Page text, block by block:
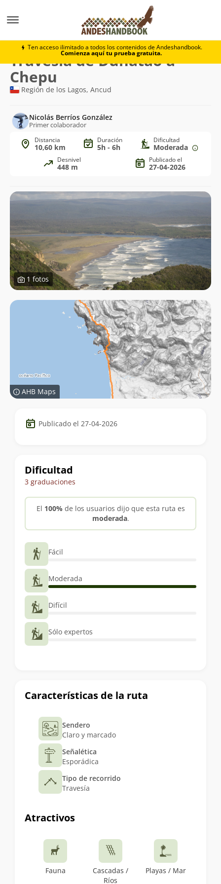
Ten acceso ilimitado a todos los contenidos de Andeshandbook.
Comienza aquí tu prueba gratuita.
Travesía de Duhatao a Chepu
Ruta
de
trekking
Travesía de Duhatao a
Chepu
Región de los Lagos, Ancud
Nicolás Berríos González
Primer colaborador
Distancia
10,60 km
Duración
5h - 6h
Dificultad
Moderada
Desnivel
448 m
Publicado el
27-04-2026
1 fotos
AHB Maps
Datos
del Publicado el 27-04-2026
Características de la ruta
Sendero
Claro y marcado
Señalética
Esporádica
Tipo de recorrido
Travesía
Atractivos
Fauna
Cascadas /
Ríos
Playas / Mar
Dificultad
3 graduaciones
El 100% de los usuarios dijo que esta ruta es
moderada.
Fácil
Moderada
Difícil
Sólo expertos